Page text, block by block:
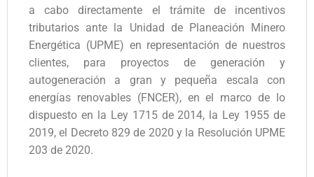
a cabo directamente el trámite de incentivos
tributarios ante la Unidad de Planeación Minero
Energética (UPME) en representación de nuestros
clientes, para proyectos de generación y
autogeneración a gran y pequeña escala con
energías renovables (FNCER), en el marco de lo
dispuesto en la Ley 1715 de 2014, la Ley 1955 de
2019, el Decreto 829 de 2020 y la Resolución UPME
203 de 2020.